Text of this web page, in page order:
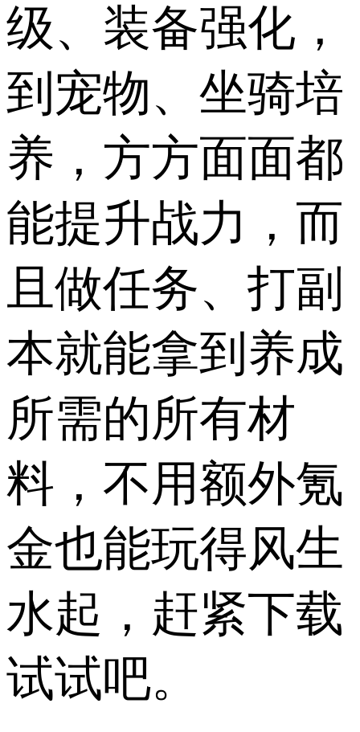
级、装备强化，
到宠物、坐骑培
养，方方面面都
能提升战力，而
且做任务、打副
本就能拿到养成
所需的所有材
料，不用额外氪
金也能玩得风生
水起，赶紧下载
试试吧。